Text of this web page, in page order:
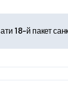
18-й пакет